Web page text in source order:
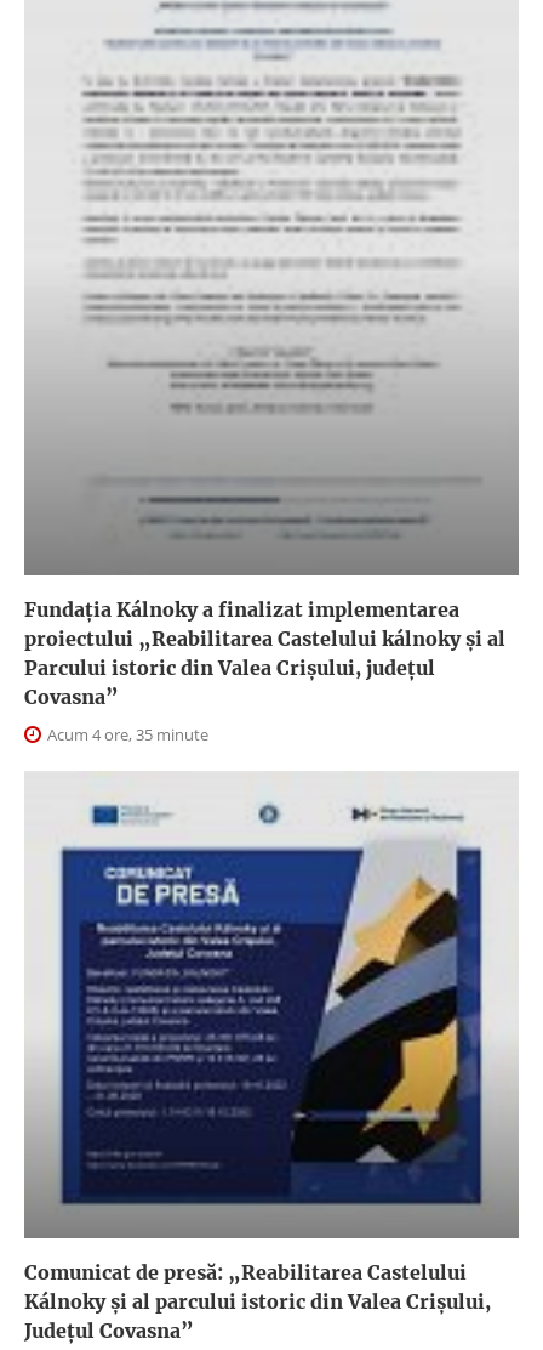
Fundația Kálnoky a finalizat implementarea
proiectului „Reabilitarea Castelului kálnoky și al
Parcului istoric din Valea Crișului, județul
Covasna”
Acum 4 ore, 35 minute
Comunicat de presă: „Reabilitarea Castelului
Kálnoky și al parcului istoric din Valea Crișului,
Județul Covasna”